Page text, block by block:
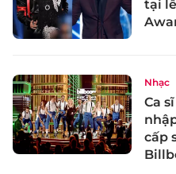
tại
Nhạc
Ca
cấp